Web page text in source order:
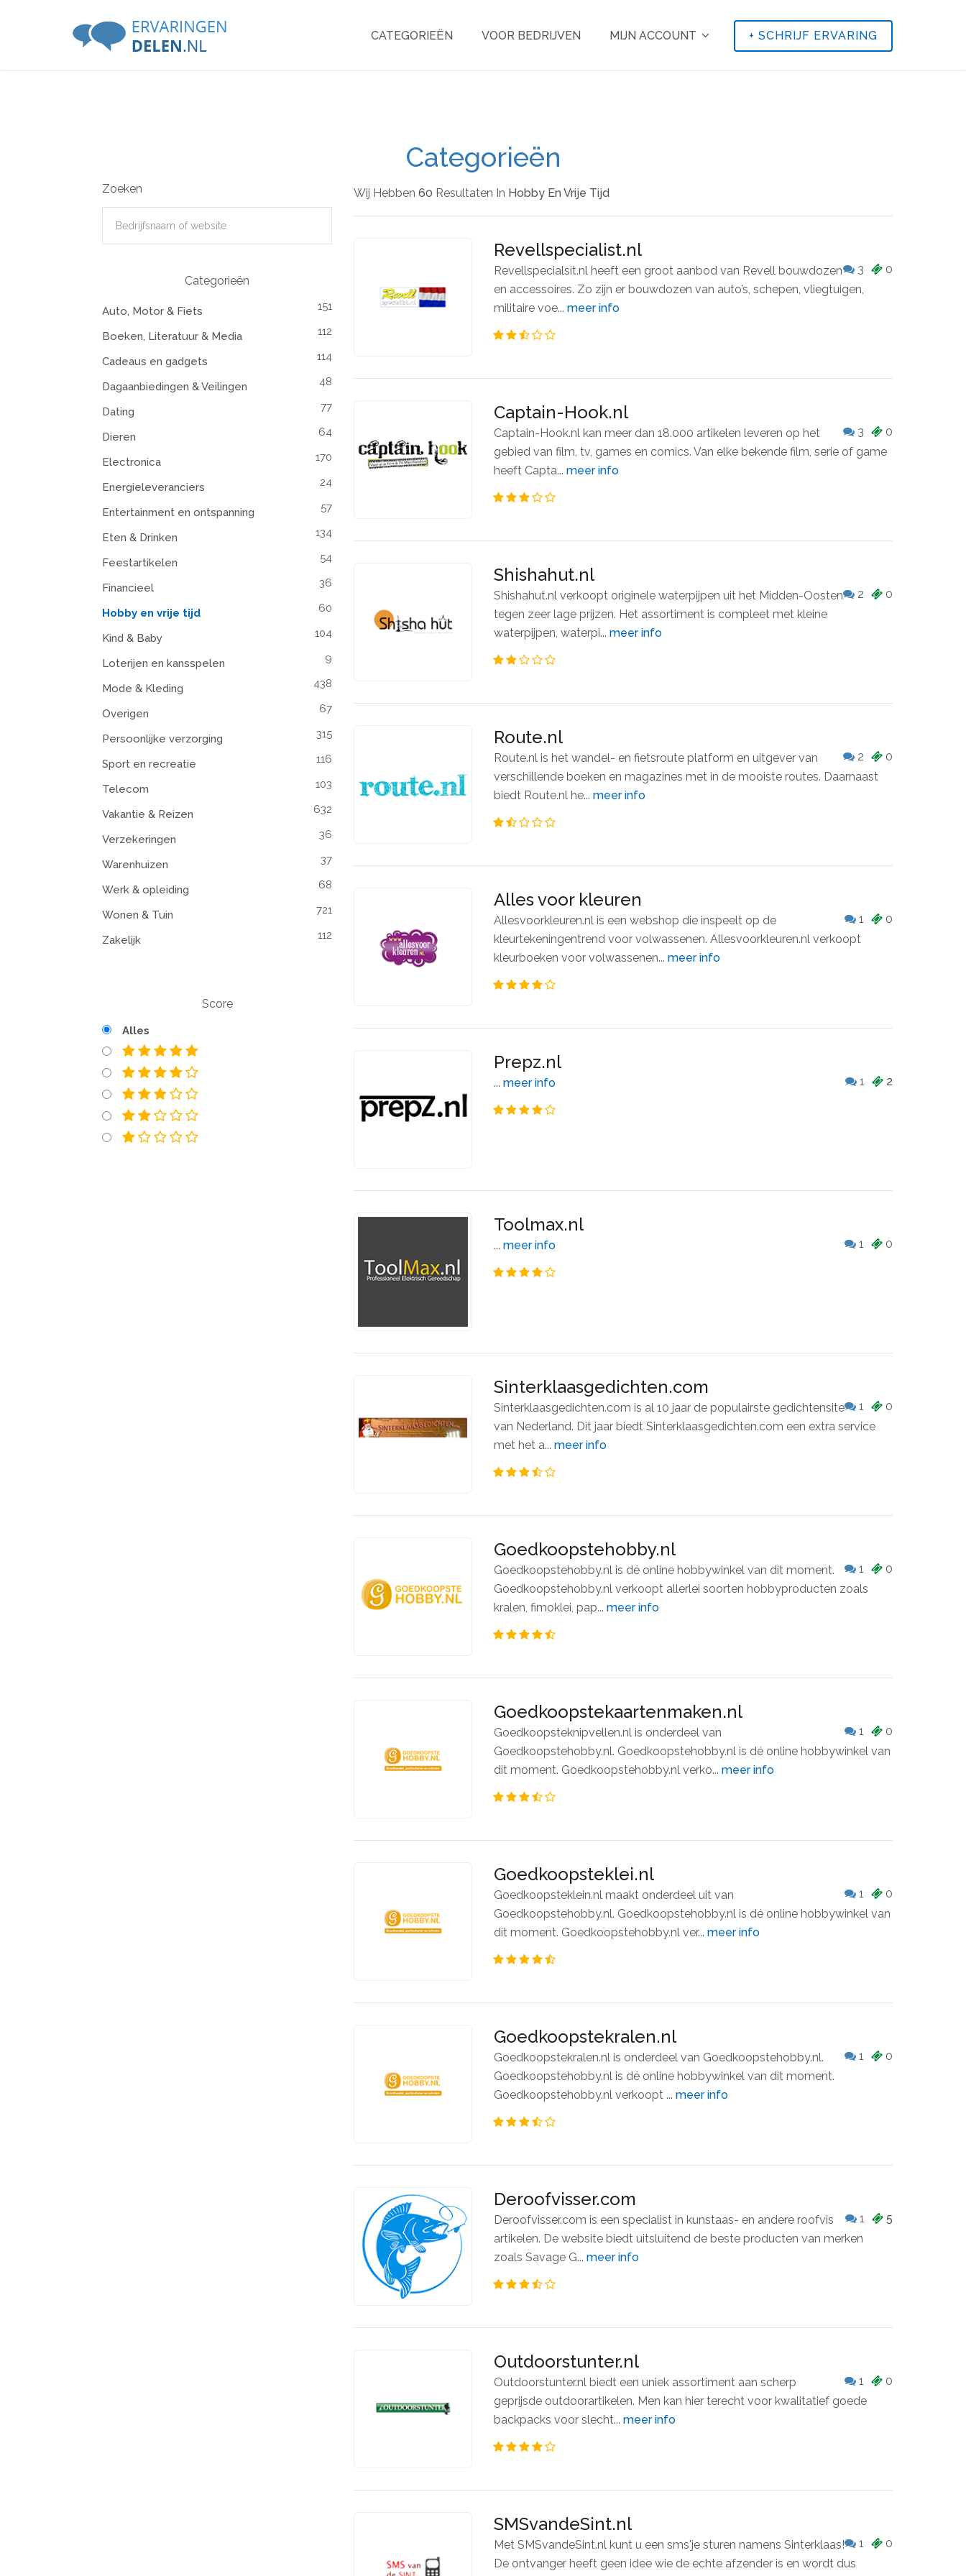
CATEGORIEËN VOOR BEDRIJVEN MIJN ACCOUNT + SCHRIJF ERVARING
Categorieën
Zoeken
Categorieën
151
Auto, Motor & Fiets
112
Boeken, Literatuur & Media
114
Cadeaus en gadgets
48
Dagaanbiedingen & Veilingen
77
Dating
64
Dieren
170
Electronica
24
Energieleveranciers
57
Entertainment en ontspanning
134
Eten & Drinken
54
Feestartikelen
36
Financieel
60
Hobby en vrije tijd
104
Kind & Baby
9
Loterijen en kansspelen
438
Mode & Kleding
67
Overigen
315
Persoonlijke verzorging
116
Sport en recreatie
103
Telecom
632
Vakantie & Reizen
36
Verzekeringen
37
Warenhuizen
68
Werk & opleiding
721
Wonen & Tuin
112
Zakelijk
Score
Alles
Wij Hebben 60 Resultaten In Hobby En Vrije Tijd
Revellspecialist.nl
0
3
Revellspecialsit.nl heeft een groot aanbod van Revell bouwdozen
en accessoires. Zo zijn er bouwdozen van auto’s, schepen, vliegtuigen,
militaire voe... meer info
Captain-Hook.nl
0
3
Captain-Hook.nl kan meer dan 18.000 artikelen leveren op het
gebied van film, tv, games en comics. Van elke bekende film, serie of game
heeft Capta... meer info
Shishahut.nl
0
2
Shishahut.nl verkoopt originele waterpijpen uit het Midden-Oosten
tegen zeer lage prijzen. Het assortiment is compleet met kleine
waterpijpen, waterpi... meer info
Route.nl
0
2
Route.nl is het wandel- en fietsroute platform en uitgever van
verschillende boeken en magazines met in de mooiste routes. Daarnaast
biedt Route.nl he... meer info
Alles voor kleuren
0
1
Allesvoorkleuren.nl is een webshop die inspeelt op de
kleurtekeningentrend voor volwassenen. Allesvoorkleuren.nl verkoopt
kleurboeken voor volwassenen... meer info
Prepz.nl
2
1
... meer info
Toolmax.nl
0
1
... meer info
Sinterklaasgedichten.com
0
1
Sinterklaasgedichten.com is al 10 jaar de populairste gedichtensite
van Nederland. Dit jaar biedt Sinterklaasgedichten.com een extra service
met het a... meer info
Goedkoopstehobby.nl
0
1
Goedkoopstehobby.nl is dé online hobbywinkel van dit moment.
Goedkoopstehobby.nl verkoopt allerlei soorten hobbyproducten zoals
kralen, fimoklei, pap... meer info
Goedkoopstekaartenmaken.nl
0
1
Goedkoopsteknipvellen.nl is onderdeel van
Goedkoopstehobby.nl. Goedkoopstehobby.nl is dé online hobbywinkel van
dit moment. Goedkoopstehobby.nl verko... meer info
Goedkoopsteklei.nl
0
1
Goedkoopsteklein.nl maakt onderdeel uit van
Goedkoopstehobby.nl. Goedkoopstehobby.nl is dé online hobbywinkel van
dit moment. Goedkoopstehobby.nl ver... meer info
Goedkoopstekralen.nl
0
1
Goedkoopstekralen.nl is onderdeel van Goedkoopstehobby.nl.
Goedkoopstehobby.nl is dé online hobbywinkel van dit moment.
Goedkoopstehobby.nl verkoopt ... meer info
Deroofvisser.com
5
1
Deroofvisser.com is een specialist in kunstaas- en andere roofvis
artikelen. De website biedt uitsluitend de beste producten van merken
zoals Savage G... meer info
Outdoorstunter.nl
0
1
Outdoorstunter.nl biedt een uniek assortiment aan scherp
geprijsde outdoorartikelen. Men kan hier terecht voor kwalitatief goede
backpacks voor slecht... meer info
SMSvandeSint.nl
0
1
Met SMSvandeSint.nl kunt u een sms'je sturen namens Sinterklaas!
De ontvanger heeft geen idee wie de echte afzender is en wordt dus